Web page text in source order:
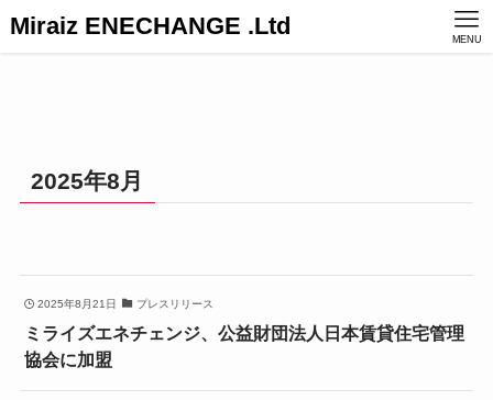
Miraiz ENECHANGE .Ltd MENU
2025年8月
2025年8月21日 プレスリリース
ミライズエネチェンジ、公益財団法人日本賃貸住宅管理
協会に加盟